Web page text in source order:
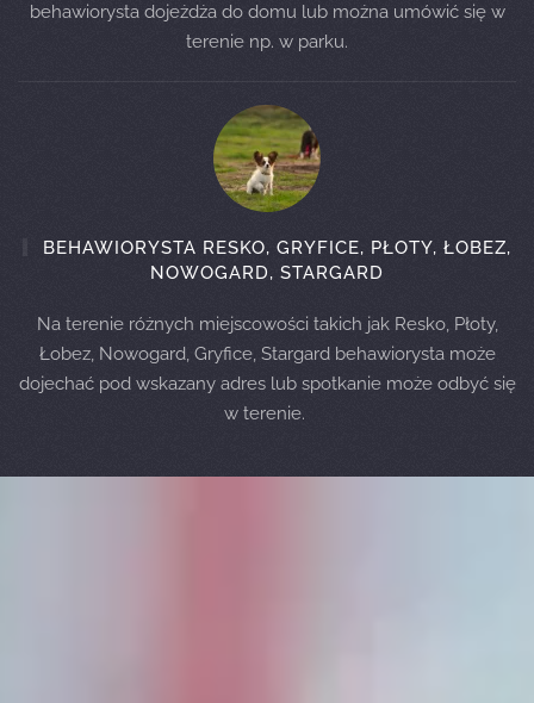
behawiorysta dojeżdża do domu lub można umówić się w
terenie np. w parku.
BEHAWIORYSTA RESKO, GRYFICE, PŁOTY, ŁOBEZ,
NOWOGARD, STARGARD
Na terenie różnych miejscowości takich jak Resko, Płoty,
Łobez, Nowogard, Gryfice, Stargard behawiorysta może
dojechać pod wskazany adres lub spotkanie może odbyć się
w terenie.